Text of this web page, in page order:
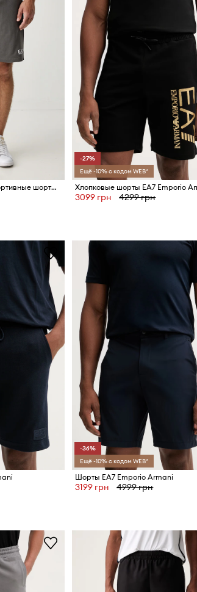
EA7 Emporio Armani спортивные шорты для мужчин из хлопка
-27%
Ещё -10% с кодом WEB*
Хлопковые шорты EA7 Emporio
3099 грн 4299 грн
-36%
Ещё -10% с кодом WEB*
Шорты EA7 Emporio Armani
3199 грн 4999 грн